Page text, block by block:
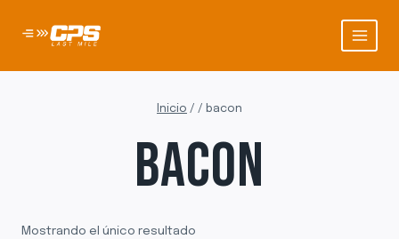
Inicio / / bacon
BACON
Mostrando el único resultado